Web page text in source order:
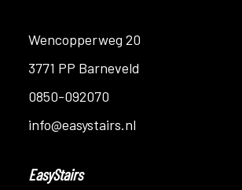
Wencopperweg 20
3771 PP Barneveld
0850-092070
info@easystairs.nl
EasyStairs